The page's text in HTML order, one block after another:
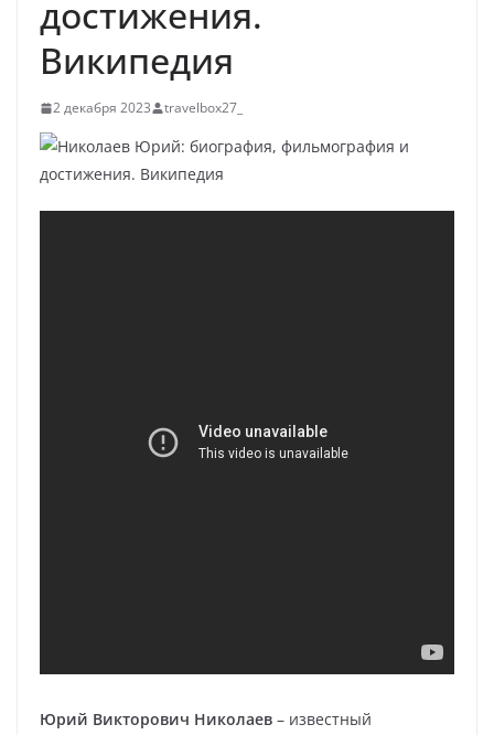
достижения.
Википедия
2 декабря 2023 travelbox27_
Юрий Викторович Николаев – известный